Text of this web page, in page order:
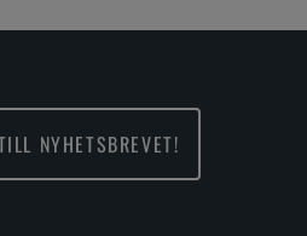
NYHETSBREVET!